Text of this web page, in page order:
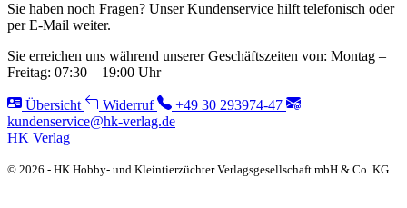
Sie haben noch Fragen? Unser Kundenservice hilft telefonisch oder
per E-Mail weiter.
Sie erreichen uns während unserer Geschäftszeiten von: Montag –
Freitag: 07:30 – 19:00 Uhr
Übersicht Widerruf
+49 30 293974-47
kundenservice@hk-verlag.de
HK Verlag
© 2026 - HK Hobby- und Kleintierzüchter Verlagsgesellschaft mbH & Co. KG